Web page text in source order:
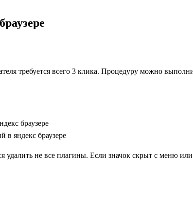
требуется всего 3 клика. Процедуру можно
удалить не все плагины. Если значок скрыт с меню